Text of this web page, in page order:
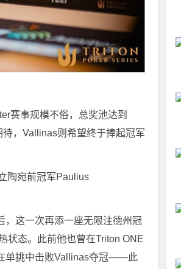
赛事规模不俗，总奖池达到
，Vallinas则希望终于捧起冠军
陶宛前冠军Paulius
，这一次再添一座无限注德州冠
状态。此前他也曾在Triton ONE
单挑中击败Vallinas夺冠——此